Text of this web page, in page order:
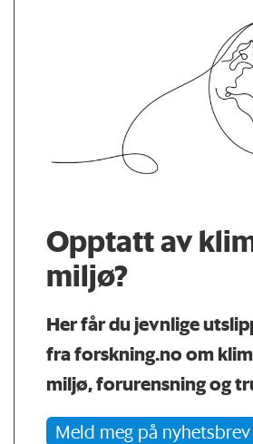
Opptatt av
miljø?
Her får du jevnlige
fra forskning.no om
miljø, forurensning og
Meld meg på nyhetsbrev